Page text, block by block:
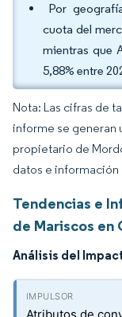
Por
cuota del
mientras que
5,88% entre
Nota: Las cifras de
informe se generan
propietario de
datos e información
Tendencias e
de Mariscos en
Análisis del